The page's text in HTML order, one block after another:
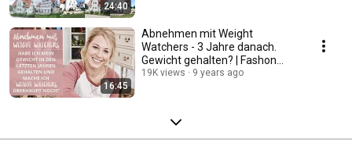
24:40
16:45
Abnehmen mit Weight
Watchers - 3 Jahre danach.
Gewicht gehalten? | Fashon
Kitchen
19K views 9 years ago